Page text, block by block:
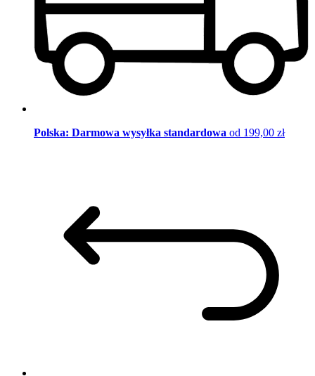
Polska: Darmowa wysyłka standardowa od 199,00 zł